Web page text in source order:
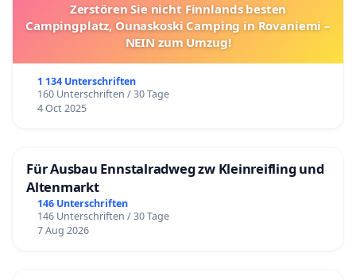
Zerstören Sie nicht Finnlands besten
Campingplatz, Ounaskoski Camping in Rovaniemi –
NEIN zum Umzug!
1 134 Unterschriften
160 Unterschriften / 30 Tage
4 Oct 2025
Für Ausbau Ennstalradweg zw Kleinreifling und
Altenmarkt
146 Unterschriften
146 Unterschriften / 30 Tage
7 Aug 2026